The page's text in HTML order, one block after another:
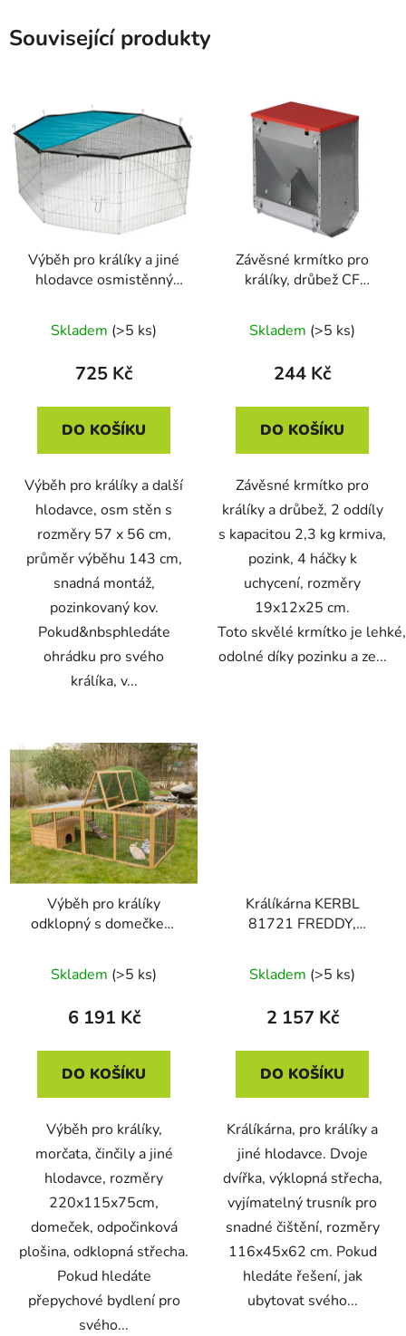
Související produkty
Výběh pro králíky a jiné
hlodavce osmistěnný
Skladem (>5 ks)
725 Kč
DO KOŠÍKU
Výběh pro králíky a další
hlodavce, osm stěn s
rozměry 57 x 56 cm,
průměr výběhu 143 cm,
snadná montáž,
pozinkovaný kov.
Pokud&nbsphledáte
ohrádku pro svého
králíka, v...
Závěsné krmítko pro
králíky, drůbež CF
kg, 2 oddíly
Skladem (>5 ks)
244 Kč
DO KOŠÍKU
Závěsné krmítko pro
králíky a drůbež, 2 oddíly
s kapacitou 2,3 kg krmiva,
pozink, 4 háčky k
uchycení, rozměry
19x12x25 cm.
Toto skvělé krmítko je lehké,
odolné díky pozinku a ze...
Výběh pro králíky
odklopný s domečkem
220x115x75cm
Skladem (>5 ks)
6 191 Kč
DO KOŠÍKU
Výběh pro králíky,
morčata, činčily a jiné
hlodavce, rozměry
220x115x75cm,
domeček, odpočinková
plošina, odklopná střecha.
Pokud hledáte
přepychové bydlení pro
svého...
Králíkárna KERBL
81721 FREDDY,
Skladem (>5 ks)
2 157 Kč
DO KOŠÍKU
Králíkárna, pro králíky a
jiné hlodavce. Dvoje
dvířka, výklopná střecha,
vyjímatelný trusník pro
snadné čištění, rozměry
116x45x62 cm. Pokud
hledáte řešení, jak
ubytovat svého...